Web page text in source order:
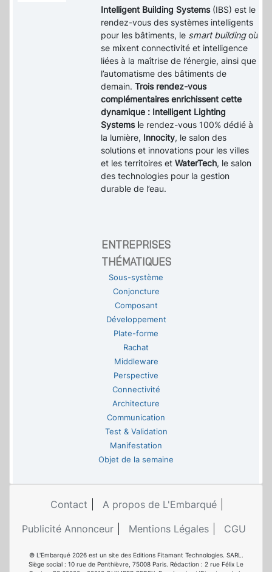
Intelligent Building Systems(IBS) est le
rendez-vous des systèmes intelligents
pour les bâtiments, le smart buildingoù
se mixent connectivité et intelligence
liées à la maîtrise de l’énergie, ainsi que
l’automatisme des bâtiments de
demain.Trois rendez-vous
complémentaires enrichissent cette
dynamique : Intelligent Lighting
Systems le rendez-vous 100% dédié à
la lumière, Innocity, le salon des
solutions et innovations pour les villes
et les territoires etWaterTech, le salon
des technologies pour la gestion
durable de l’eau.
ENTREPRISES
THÉMATIQUES
Sous-système
Conjoncture
Composant
Développement
Plate-forme
Rachat
Middleware
Perspective
Connectivité
Architecture
Communication
Test & Validation
Manifestation
Objet de la semaine
Contact
A propos de L'Embarqué
Publicité Annonceur
Mentions Légales CGU
© L'Embarqué 2026 est un site des Editions Fitamant Technologies. SARL.
Siège social : 10 rue de Penthièvre, 75008 Paris. Rédaction : 2 rue Félix Le